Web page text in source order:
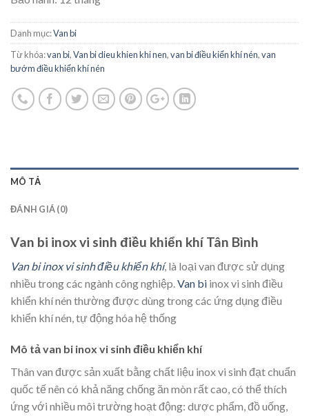
Danh mục:Van bi
Từ khóa:van bi,Van bi dieu khien khi nen,van bi điều kiển khí nén,van
bướm điều khiển khí nén
MÔ TẢ
ĐÁNH GIÁ (0)
Van bi inox vi sinh điều khiển khí Tân Bình
Van bi inox vi sinh điều khiển khí, là loại van được sử dụng
nhiều trong các ngành công nghiệp. Van bi inox vi sinh điều
khiển khí nén thường được dùng trong các ứng dụng điều
khiển khí nén, tự động hóa hệ thống
Mô tả van bi inox vi sinh điều khiển khí
Thân van được sản xuất bằng chất liệu inox vi sinh đạt chuẩn
quốc tế nên có khả năng chống ăn mòn rất cao, có thể thích
ứng với nhiều môi trường hoạt động: dược phẩm, đồ uống,